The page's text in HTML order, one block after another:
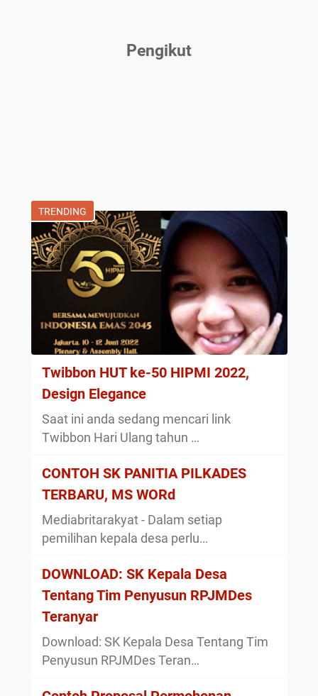
Pengikut
TRENDING
Twibbon HUT ke-50 HIPMI 2022,
Design Elegance
Saat ini anda sedang mencari link
Twibbon Hari Ulang tahun …
CONTOH SK PANITIA PILKADES
TERBARU, MS WORd
Mediabritarakyat - Dalam setiap
pemilihan kepala desa perlu…
DOWNLOAD: SK Kepala Desa
Tentang Tim Penyusun RPJMDes
Teranyar
Download: SK Kepala Desa Tentang Tim
Penyusun RPJMDes Teran…